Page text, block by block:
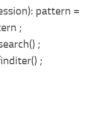
pattern =
;
;
;